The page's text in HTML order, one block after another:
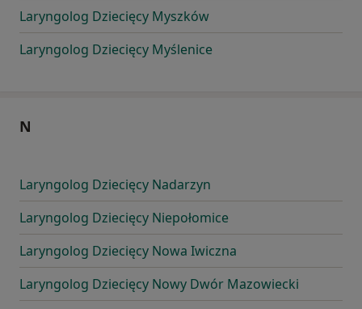
Laryngolog Dziecięcy Myszków
Laryngolog Dziecięcy Myślenice
N
Laryngolog Dziecięcy Nadarzyn
Laryngolog Dziecięcy Niepołomice
Laryngolog Dziecięcy Nowa Iwiczna
Laryngolog Dziecięcy Nowy Dwór Mazowiecki